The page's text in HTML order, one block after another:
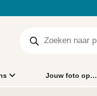
Jouw foto op…